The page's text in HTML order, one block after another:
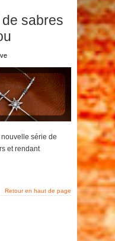
sabres
série de
et rendant
Retour en haut de page